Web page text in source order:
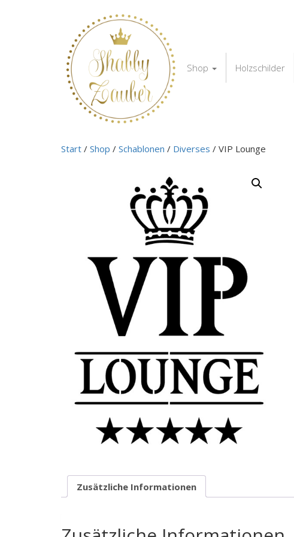
Shop Holzschilder
Start / Shop / Schablonen / Diverses / VIP Lounge
Zusätzliche Informationen